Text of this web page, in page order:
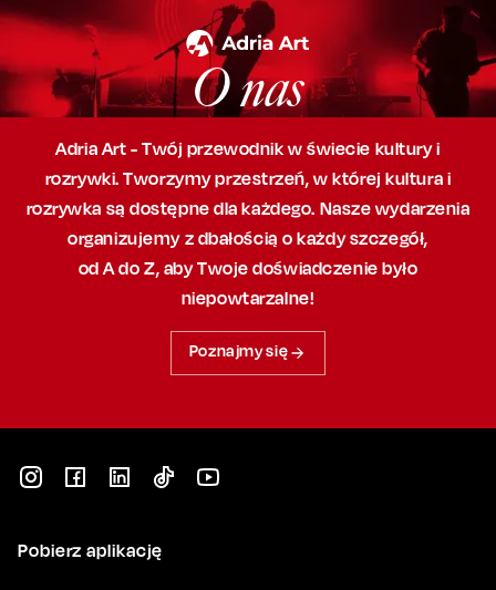
O nas
Adria Art - Twój przewodnik w świecie kultury i
rozrywki. Tworzymy przestrzeń,w której kultura i
rozrywka są dostępne dla każdego. Nasze wydarzenia
organizujemy z dbałością o każdy szczegół,
od A do Z, abyTwoje doświadczenie było
niepowtarzalne!
Poznajmy się
Pobierz aplikację